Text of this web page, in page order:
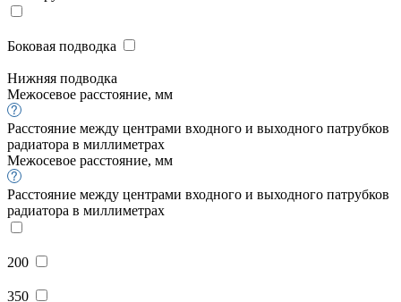
Боковая подводка
Нижняя подводка
Межосевое расстояние, мм
Расстояние между центрами входного и выходного патрубков
радиатора в миллиметрах
Межосевое расстояние, мм
Расстояние между центрами входного и выходного патрубков
радиатора в миллиметрах
200
350